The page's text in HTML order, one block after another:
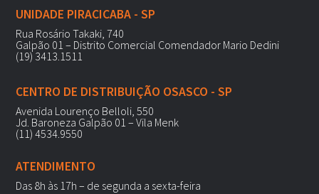
UNIDADE PIRACICABA - SP
Rua Rosário Takaki, 740
Galpão 01 – Distrito Comercial Comendador Mario Dedini
(19) 3413.1511
CENTRO DE DISTRIBUIÇÃO OSASCO - SP
Avenida Lourenço Belloli, 550
Jd. Baroneza Galpão 01 – Vila Menk
(11) 4534.9550
ATENDIMENTO
Das 8h às 17h – de segunda a sexta-feira